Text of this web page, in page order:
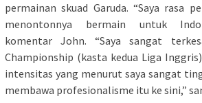
permainan skuad Garuda. “Saya rasa
menontonnya bermain untuk
komentar John. “Saya sangat
Championship (kasta kedua Liga
intensitas yang menurut saya sangat
membawa profesionalisme itu ke sini,”